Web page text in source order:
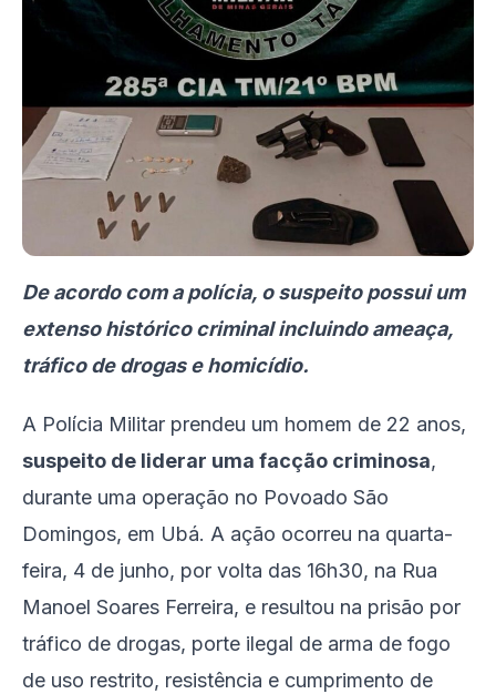
De acordo com a polícia, o suspeito possui um
extenso histórico criminal incluindo ameaça,
tráfico de drogas e homicídio.
A Polícia Militar prendeu um homem de 22 anos,
suspeito de liderar uma facção criminosa,
durante uma operação no Povoado São
Domingos, em Ubá. A ação ocorreu na quarta-
feira, 4 de junho, por volta das 16h30, na Rua
Manoel Soares Ferreira, e resultou na prisão por
tráfico de drogas, porte ilegal de arma de fogo
de uso restrito, resistência e cumprimento de